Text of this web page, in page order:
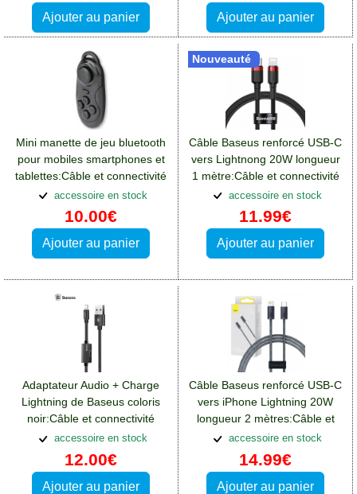
Ajouter au panier Ajouter au panier
Mini manette de jeu bluetooth
pour mobiles smartphones et
tablettes:Câble et connectivité
Blackberry Key2
accessoire en stock
10.00€
Ajouter au panier
Câble Baseus renforcé USB-C
vers Lightnong 20W longueur
1 mètre:Câble et connectivité
Blackberry Key2
accessoire en stock
11.99€
Ajouter au panier
Nouveauté
Adaptateur Audio + Charge
Lightning de Baseus coloris
noir:Câble et connectivité
Blackberry Key2
accessoire en stock
12.00€
Ajouter au panier
Câble Baseus renforcé USB-C
vers iPhone Lightning 20W
longueur 2 mètres:Câble et
connectivité Blackberry Key2
accessoire en stock
14.99€
Ajouter au panier